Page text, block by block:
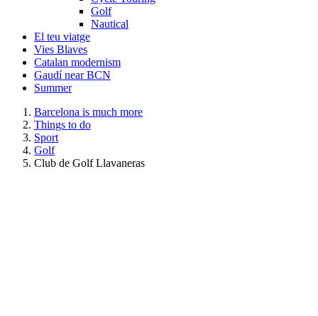
Golf
Nautical
El teu viatge
Vies Blaves
Catalan modernism
Gaudí near BCN
Summer
Barcelona is much more
Things to do
Sport
Golf
Club de Golf Llavaneras